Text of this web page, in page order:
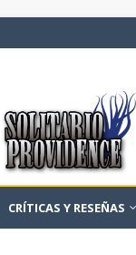
CRÍTICAS Y RESEÑAS